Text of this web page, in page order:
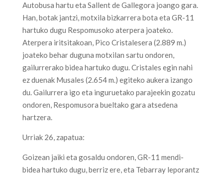
Autobusa hartu eta Sallent de Gallegora joango gara.
Han, botak jantzi, motxila bizkarrera bota eta GR-11
hartuko dugu Respomusoko aterpera joateko.
Aterpera iritsitakoan, Pico Cristalesera (2.889 m.)
joateko behar duguna motxilan sartu ondoren,
gailurrerako bidea hartuko dugu. Cristales egin nahi
ez duenak Musales (2.654 m.) egiteko aukera izango
du. Gailurrera igo eta inguruetako parajeekin gozatu
ondoren, Respomusora bueltako gara atsedena
hartzera.
Urriak 26, zapatua:
Goizean jaiki eta gosaldu ondoren, GR-11 mendi-
bidea hartuko dugu, berriz ere, eta Tebarray leporantz